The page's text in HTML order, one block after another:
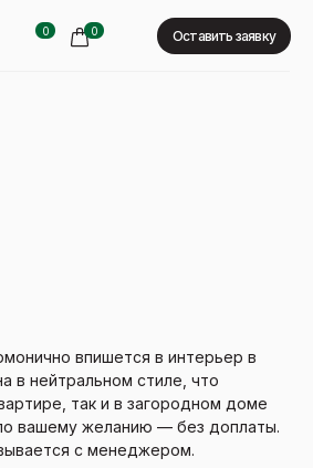
0
0 Оставить заявку
впишется в интерьер в
в нейтральном стиле, что
так и в загородном доме
вашему желанию — без доплаты.
с менеджером.